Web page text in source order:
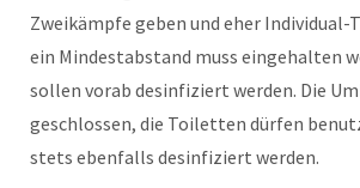
Zweikämpfe geben und eher Individual-
ein Mindestabstand muss eingehalten
sollen vorab desinfiziert werden. Die
geschlossen, die Toiletten dürfen
stets ebenfalls desinfiziert werden.